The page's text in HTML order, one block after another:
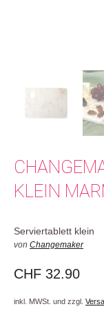
KLEIN
Serviertablett klein
von Changemaker
CHF 32.90
inkl. MWSt. und zzgl.